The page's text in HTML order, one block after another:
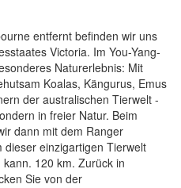
entfernt befinden wir uns
Victoria. Im You-Yang-
Naturerlebnis: Mit
Koalas, Kängurus, Emus
der australischen Tierwelt -
in freier Natur. Beim
dann mit dem Ranger
einzigartigen Tierwelt
120 km. Zurück in
Sie von der